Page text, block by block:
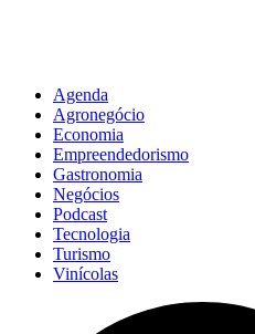
Agenda
Agronegócio
Economia
Empreendedorismo
Gastronomia
Negócios
Podcast
Tecnologia
Turismo
Vinícolas